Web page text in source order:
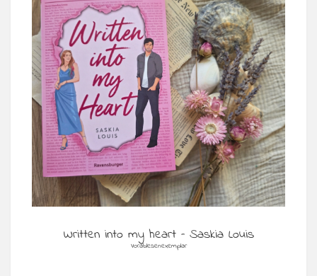
Written into my heart – Saskia Louis
Vorablesenexemplar